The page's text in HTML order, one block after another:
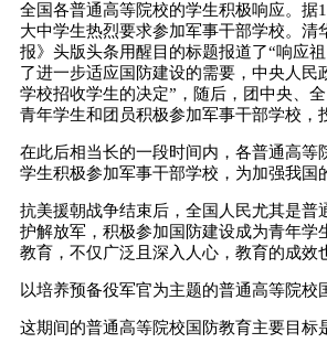
全国各普通高等院校的学生积极响应。据
大中学生热烈要求参加军事干部学校。清
报》头版头条用醒目的标题报道了“响应
了进一步适应国防建设的需要，中央人民
学校招收学生的决定”，随后，团中央、
青年学生和团员积极参加军事干部学校，
在此后相当长的一段时间内，各普通高
学生积极参加军事干部学校，为加强我国
抗美援朝战争结束后，全国人民尤其是
护解放军，积极参加国防建设成为青年
教育，不仅广泛且深入人心，教育的成
以培养预备役军官为主题的普通高等院校
这期间的普通高等院校国防教育主要目